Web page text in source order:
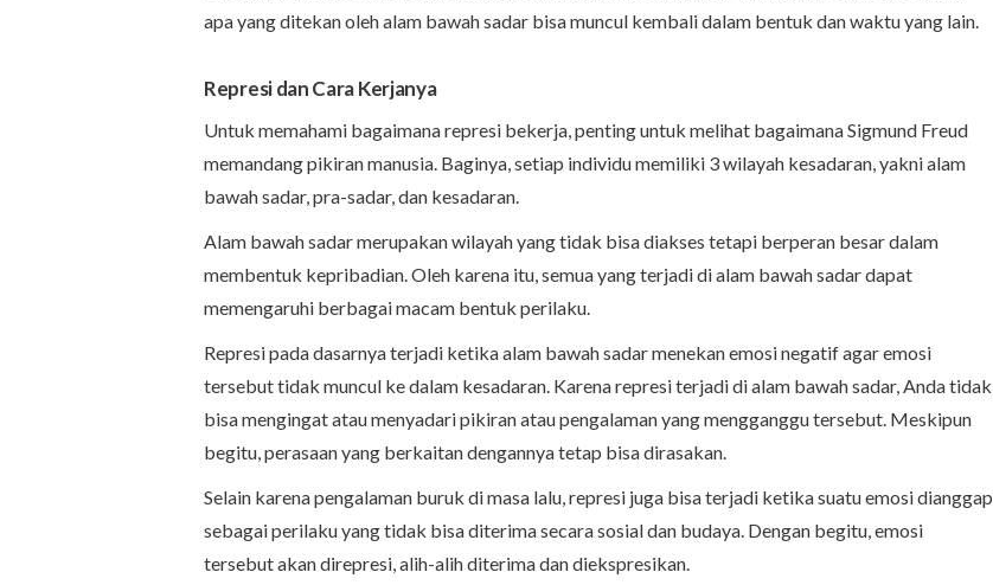
apa yang ditekan oleh alam bawah sadar bisa muncul kembali dalam bentuk dan waktu yang lain.
Represi dan Cara Kerjanya
Untuk memahami bagaimana represi bekerja, penting untuk melihat bagaimana Sigmund Freud
memandang pikiran manusia. Baginya, setiap individu memiliki 3 wilayah kesadaran, yakni alam
bawah sadar, pra-sadar, dan kesadaran.
Alam bawah sadar merupakan wilayah yang tidak bisa diakses tetapi berperan besar dalam
membentuk kepribadian. Oleh karena itu, semua yang terjadi di alam bawah sadar dapat
memengaruhi berbagai macam bentuk perilaku.
Represi pada dasarnya terjadi ketika alam bawah sadar menekan emosi negatif agar emosi
tersebut tidak muncul ke dalam kesadaran. Karena represi terjadi di alam bawah sadar, Anda tidak
bisa mengingat atau menyadari pikiran atau pengalaman yang mengganggu tersebut. Meskipun
begitu, perasaan yang berkaitan dengannya tetap bisa dirasakan.
Selain karena pengalaman buruk di masa lalu, represi juga bisa terjadi ketika suatu emosi dianggap
sebagai perilaku yang tidak bisa diterima secara sosial dan budaya. Dengan begitu, emosi
tersebut akan direpresi, alih-alih diterima dan diekspresikan.